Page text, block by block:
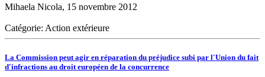
Mihaela Nicola, 15 novembre 2012
Catégorie: Action extérieure
La Commission peut agir en réparation du préjudice subi par l'Union du fait
d'infractions au droit européen de la concurrence